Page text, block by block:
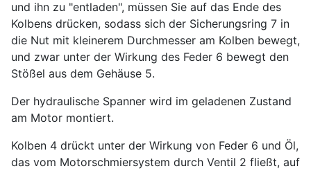
und ihn zu "entladen", müssen Sie auf das Ende des
Kolbens drücken, sodass sich der Sicherungsring 7 in
die Nut mit kleinerem Durchmesser am Kolben bewegt,
und zwar unter der Wirkung des Feder 6 bewegt den
Stößel aus dem Gehäuse 5.
Der hydraulische Spanner wird im geladenen Zustand
am Motor montiert.
Kolben 4 drückt unter der Wirkung von Feder 6 und Öl,
das vom Motorschmiersystem durch Ventil 2 fließt, auf